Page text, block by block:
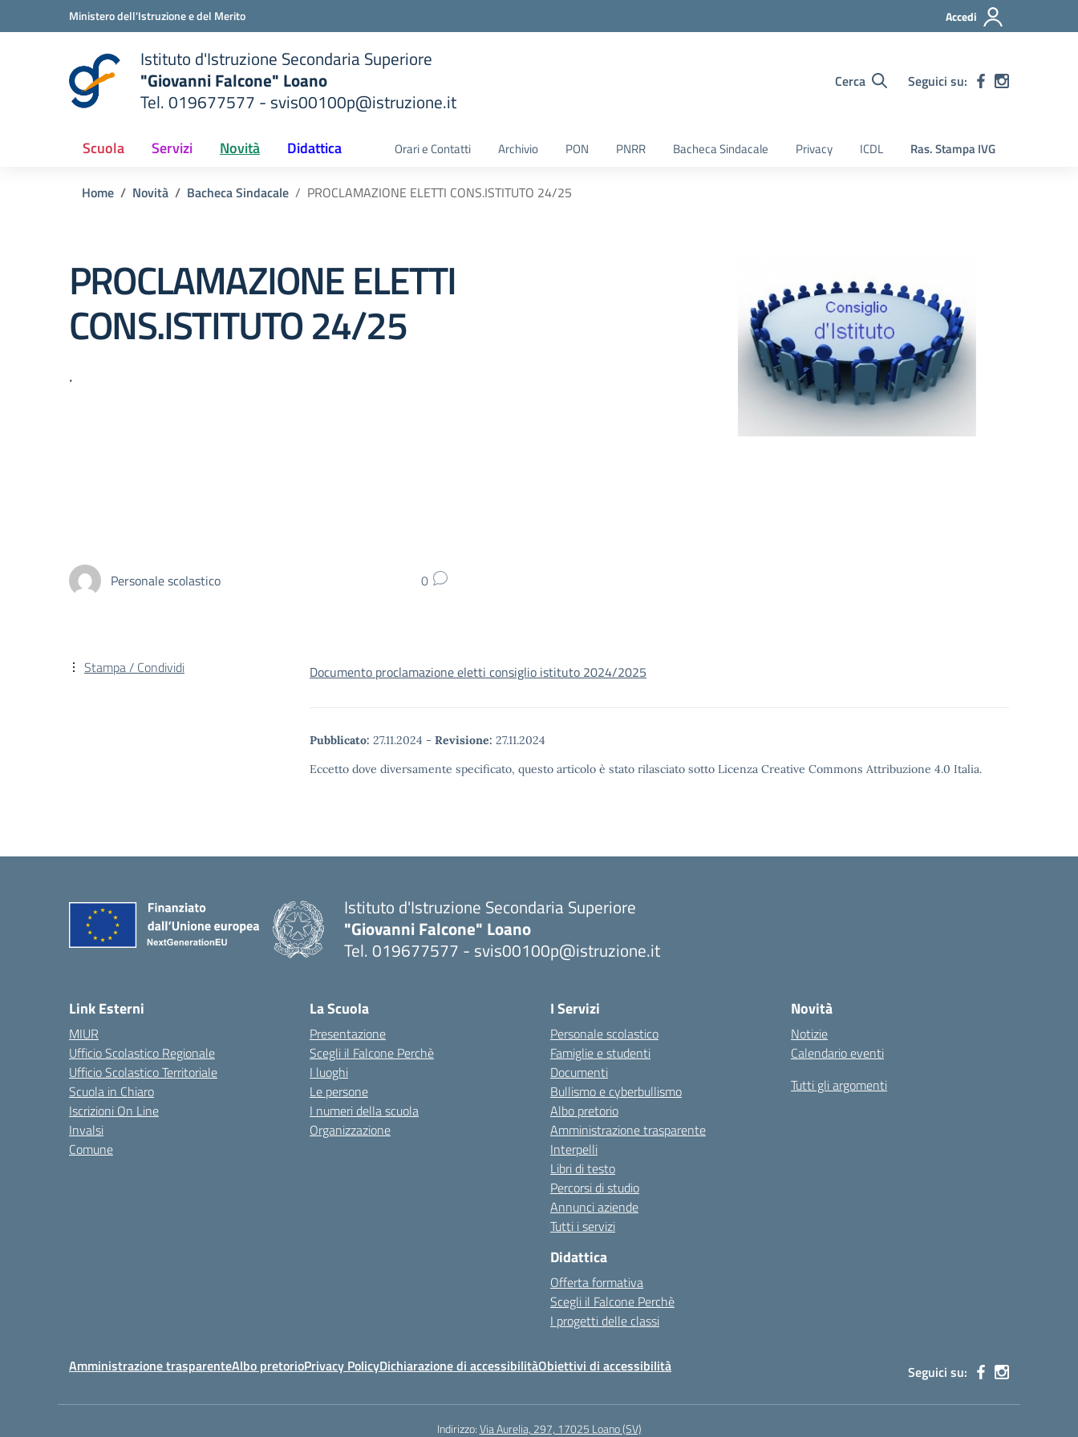
Vai ai contenuti
Vai al menu di navigazioneMinistero dell'Istruzione e del Merito Accedi
Istituto d'Istruzione Secondaria Superiore
"Giovanni Falcone" Loano
Tel. 019677577 - svis00100p@istruzione.it
Cerca Seguici su:
Scuola Servizi Novità Didattica Orari e Contatti Archivio PON PNRR Bacheca Sindacale Privacy ICDL Ras. Stampa IVG
Home Novità Bacheca Sindacale PROCLAMAZIONE ELETTI CONS.ISTITUTO 24/25
PROCLAMAZIONE ELETTI
CONS.ISTITUTO 24/25
.
Personale scolastico 0
Documento proclamazione eletti consiglio istituto 2024/2025
Pubblicato: 27.11.2024 - Revisione: 27.11.2024
Eccetto dove diversamente specificato, questo articolo è stato rilasciato sotto Licenza Creative Commons Attribuzione 4.0 Italia.
Stampa / Condividi
Istituto d'Istruzione Secondaria Superiore
"Giovanni Falcone" Loano
Tel. 019677577 - svis00100p@istruzione.it
Link Esterni
MIUR
Ufficio Scolastico Regionale
Ufficio Scolastico Territoriale
Scuola in Chiaro
Iscrizioni On Line
Invalsi
Comune
La Scuola
Presentazione
Scegli il Falcone Perchè
I luoghi
Le persone
I numeri della scuola
Organizzazione
I Servizi
Personale scolastico
Famiglie e studenti
Documenti
Bullismo e cyberbullismo
Albo pretorio
Amministrazione trasparente
Interpelli
Libri di testo
Percorsi di studio
Annunci aziende
Tutti i servizi
Didattica
Offerta formativa
Scegli il Falcone Perchè
I progetti delle classi
Novità
Notizie
Calendario eventi
Tutti gli argomenti
Amministrazione trasparenteAlbo pretorioPrivacy PolicyDichiarazione di accessibilitàObiettivi di accessibilità Seguici su:
Indirizzo:Via Aurelia, 297, 17025 Loano (SV)